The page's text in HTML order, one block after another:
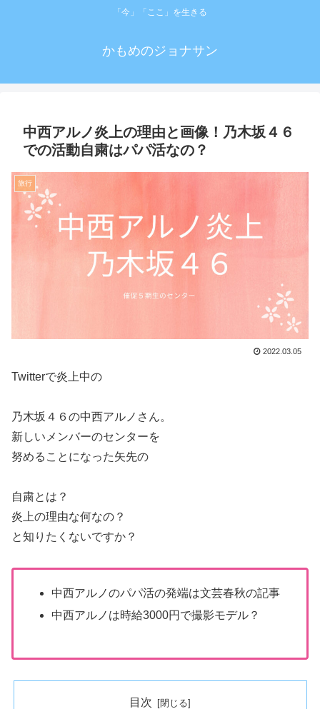
「今」「ここ」を生きる
かもめのジョナサン
中西アルノ炎上の理由と画像！乃木坂４６
での活動自粛はパパ活なの？
旅行
2022.03.05
Twitterで炎上中の
乃木坂４６の中西アルノさん。
新しいメンバーのセンターを
努めることになった矢先の
自粛とは？
炎上の理由な何なの？
と知りたくないですか？
中西アルノのパパ活の発端は文芸春秋の記事
中西アルノは時給3000円で撮影モデル？
目次